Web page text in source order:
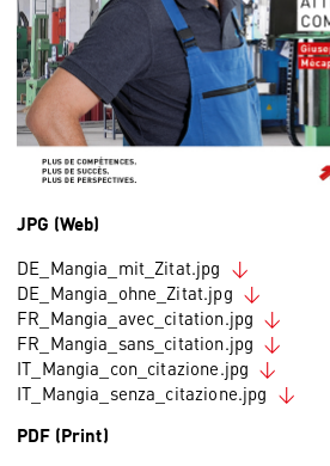
JPG (Web)
DE_Mangia_mit_Zitat.jpg
DE_Mangia_ohne_Zitat.jpg
FR_Mangia_avec_citation.jpg
FR_Mangia_sans_citation.jpg
IT_Mangia_con_citazione.jpg
IT_Mangia_senza_citazione.jpg
PDF (Print)